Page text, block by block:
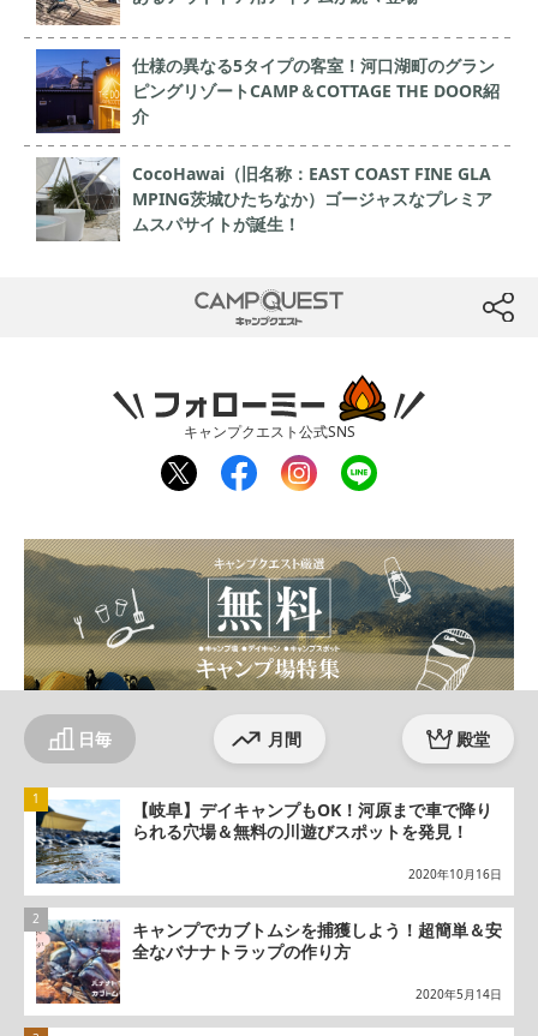
仕様の異なる5タイプの客室！河口湖町のグラン
ピングリゾートCAMP＆COTTAGE THE DOOR紹
介
CocoHawai（旧名称：EAST COAST FINE GLA
MPING茨城ひたちなか）ゴージャスなプレミア
ムスパサイトが誕生！
btn
CAMP QUEST
キャンプクエスト公式SNS
twit
ter
fac
ebo
inst
agr
line
日毎 月間 殿堂
【岐阜】デイキャンプもOK！河原まで車で降り
られる穴場＆無料の川遊びスポットを発見！
2020年10月16日
キャンプでカブトムシを捕獲しよう！超簡単＆安
全なバナナトラップの作り方
2020年5月14日